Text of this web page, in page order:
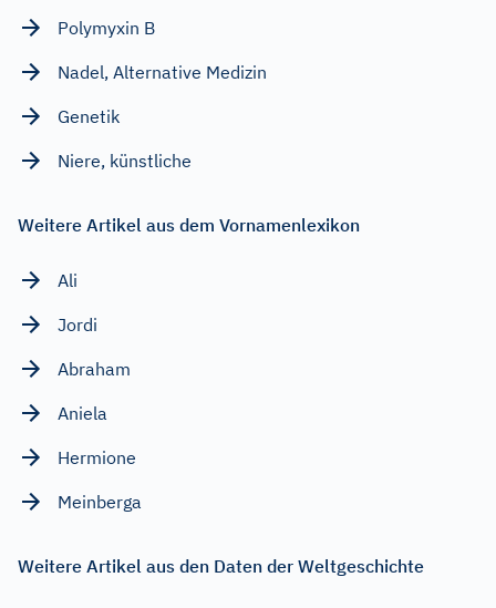
Polymyxin B
Nadel, Alternative Medizin
Genetik
Niere, künstliche
Weitere Artikel aus dem Vornamenlexikon
Ali
Jordi
Abraham
Aniela
Hermione
Meinberga
Weitere Artikel aus den Daten der Weltgeschichte